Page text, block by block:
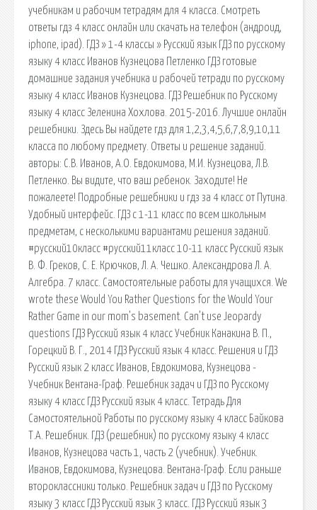
учебникам и рабочим тетрадям для 4 класса. Смотреть
ответы гдз 4 класс онлайн или скачать на телефон (андроид,
iphone, ipad). ГДЗ » 1-4 классы » Русский язык ГДЗ по русскому
языку 4 класс Иванов Кузнецова Петленко ГДЗ готовые
домашние задания учебника и рабочей тетради по русскому
языку 4 класс Иванов Кузнецова. ГДЗ Решебник по Русскому
языку 4 класс Зеленина Хохлова. 2015-2016. Лучшие онлайн
решебники. Здесь Вы найдете гдз для 1,2,3,4,5,6,7,8,9,10,11
класса по любому предмету. Ответы и решение заданий.
авторы: С.В. Иванов, А.О. Евдокимова, М.И. Кузнецова, Л.В.
Петленко. Вы видите, что ваш ребенок. Заходите! Не
пожалеете! Подробные решебники и гдз за 4 класс от Путина.
Удобный интерфейс. ГДЗ с 1-11 класс по всем школьным
предметам, с несколькими вариантами решения заданий.
#русский10класс #русский11класс 10-11 класс Русский язык
В. Ф. Греков, С. Е. Крючков, Л. А. Чешко. Александрова Л. А.
Алгебра. 7 класс. Самостоятельные работы для учащихся. We
wrote these Would You Rather Questions for the Would Your
Rather Game in our mom’s basement. Can’t use Jeopardy
questions ГДЗ Русский язык 4 класс Учебник Канакина В. П.,
Горецкий В. Г., 2014 ГДЗ Русский язык 4 класс. Решения и ГДЗ
Русский язык 2 класс Иванов, Евдокимова, Кузнецова -
Учебник Вентана-Граф. Решебник задач и ГДЗ по Русскому
языку 4 класс ГДЗ Русский язык 4 класс. Тетрадь Для
Самостоятельной Работы по русскому языку 4 класс Байкова
Т.А. Решебник. ГДЗ (решебник) по русскому языку 4 класс
Иванов, Кузнецова часть 1, часть 2 (учебник). Учебник.
Иванов, Евдокимова, Кузнецова. Вентана-Граф. Если раньше
второклассники только. Решебник задач и ГДЗ по Русскому
языку 3 класс ГДЗ Русский язык 3 класс. ГДЗ Русский язык 3